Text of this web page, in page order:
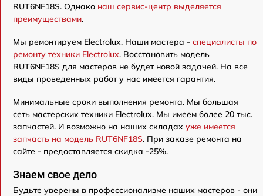
RUT6NF18S. Однако наш сервис-центр выделяется
преимуществами.
Мы ремонтируем Electrolux. Наши мастера - специалисты по
ремонту техники Electrolux. Восстановить модель
RUT6NF18S для мастеров не будет новой задачей. На все
виды проведенных работ у нас имеется гарантия.
Минимальные сроки выполнения ремонта. Мы большая
сеть мастерских техники Electrolux. Мы имеем более 20 тыс.
запчастей. И возможно на наших складах уже имеется
запчасть на модель RUT6NF18S. При заказе ремонта на
сайте - предоставляется скидка -25%.
Знаем свое дело
Будьте уверены в профессионализме наших мастеров - они